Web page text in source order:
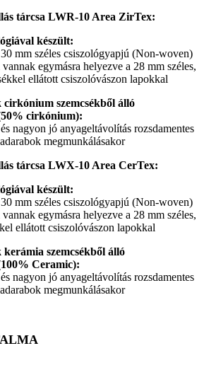
tárcsa LWR-10 Area ZirTex:
készült:
mm széles csiszológyapjú (Non-woven)
egymásra helyezve a 28 mm széles,
ellátott csiszolóvászon lapokkal
cirkónium szemcsékből álló
cirkónium):
nagyon jó anyageltávolítás rozsdamentes
megmunkálásakor
tárcsa LWX-10 Area CerTex:
készült:
mm széles csiszológyapjú (Non-woven)
egymásra helyezve a 28 mm széles,
ellátott csiszolóvászon lapokkal
kerámia szemcsékből álló
Ceramic):
nagyon jó anyageltávolítás rozsdamentes
megmunkálásakor